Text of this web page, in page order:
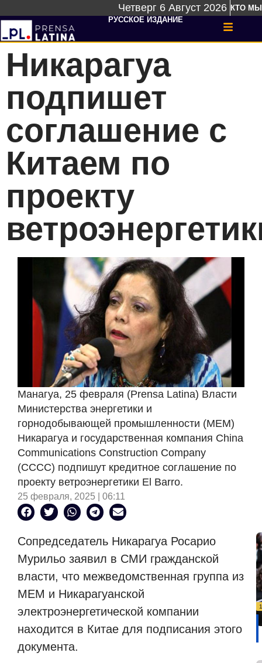
Четверг 6 Август 2026 КТО МЫ
РУССКОЕ ИЗДАНИЕ
Никарагуа
подпишет
соглашение с
Китаем по
проекту
Манагуа, 25 февраля (Prensa Latina) Власти
Министерства энергетики и
горнодобывающей промышленности (MEM)
Никарагуа и государственная компания China
Communications Construction Company
(CCCC) подпишут кредитное соглашение по
проекту ветроэнергетики El Barro.
25 февраля, 2025 | 06:11
Сопредседатель Никарагуа Росарио
Мурильо заявил в СМИ гражданской
власти, что межведомственная группа из
MEM и Никарагуанской
электроэнергетической компании
находится в Китае для подписания этого
документа.